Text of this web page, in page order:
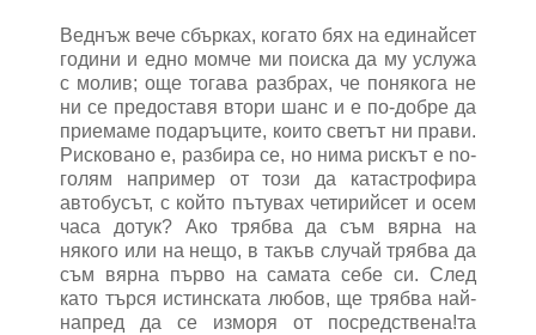
Веднъж вече сбърках, когато бях на единайсет
години и едно момче ми поиска да му услужа
с молив; още тогава разбрах, че понякога не
ни се предоставя втори шанс и е по-добре да
приемаме подаръците, които светът ни прави.
Рисковано е, разбира се, но нима рискът е no-
голям например от този да катастрофира
автобусът, с който пътувах четирийсет и осем
часа дотук? Ако трябва да съм вярна на
някого или на нещо, в такъв случай трябва да
съм вярна първо на самата себе си. След
като търся истинската любов, ще трябва най-
напред да се изморя от посредствена!та